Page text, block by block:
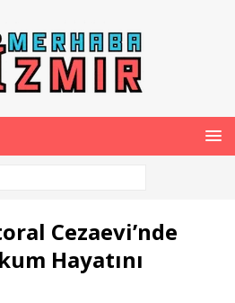
Cezaevi’nde
Hayatını